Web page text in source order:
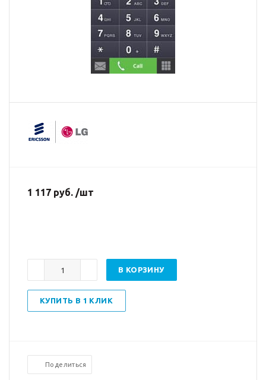
1 117 руб. /шт
В КОРЗИНУ
КУПИТЬ В 1 КЛИК
Поделиться